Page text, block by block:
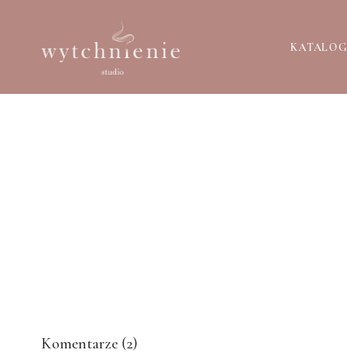
KATALOG
Komentarze (2)